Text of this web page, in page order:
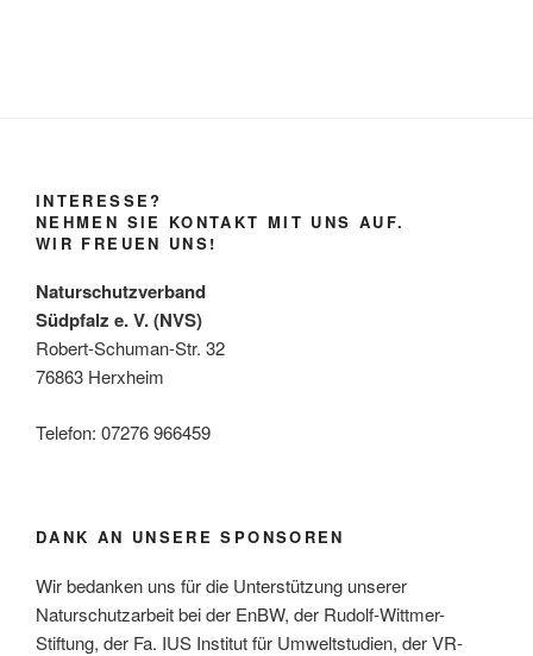
INTERESSE?
NEHMEN SIE KONTAKT MIT UNS AUF.
WIR FREUEN UNS!
Naturschutzverband
Südpfalz e. V. (NVS)
Robert-Schuman-Str. 32
76863 Herxheim
Telefon: 07276 966459
DANK AN UNSERE SPONSOREN
Wir bedanken uns für die Unterstützung unserer
Naturschutzarbeit bei der EnBW, der Rudolf-Wittmer-
Stiftung, der Fa. IUS Institut für Umweltstudien, der VR-